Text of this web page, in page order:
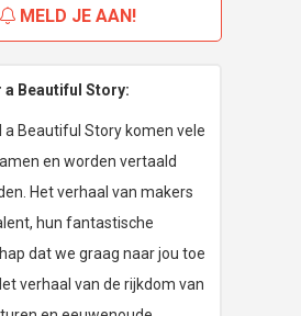
MELD JE AAN!
a Beautiful Story:
a Beautiful Story komen vele
en worden vertaald
Het verhaal van makers
hun fantastische
dat we graag naar jou toe
verhaal van de rijkdom van